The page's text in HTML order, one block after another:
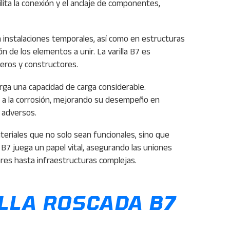
la conexión y el anclaje de componentes,
temporales, así como en estructuras
de los elementos a unir. La varilla B7 es
y constructores.
una capacidad de carga considerable.
la corrosión, mejorando su desempeño en
que no solo sean funcionales, sino que
juega un papel vital, asegurando las uniones
hasta infraestructuras complejas.
ROSCADA B7